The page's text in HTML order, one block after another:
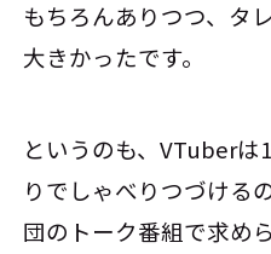
もちろんありつつ、タ
大きかったです。
というのも、VTuberは
りでしゃべりつづける
団のトーク番組で求め